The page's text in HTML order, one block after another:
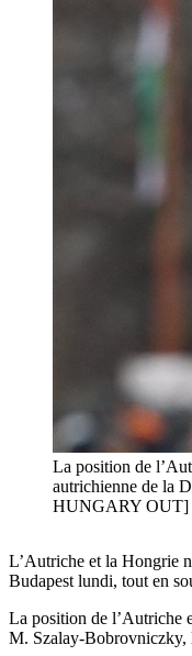
La position de
autrichienne de la
HUNGARY OUT]
L’Autriche et la Hongrie
Budapest lundi, tout en
La position de l’Autriche
M. Szalay-Bobrovniczky,